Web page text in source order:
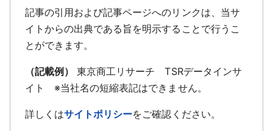
記事の引用および記事ページへのリンクは、当サ
イトからの出典である旨を明示することで行うこ
とができます。
（記載例）
東京商工リサーチ TSRデータインサ
イト ※当社名の短縮表記はできません。
詳しくはサイトポリシーをご確認ください。